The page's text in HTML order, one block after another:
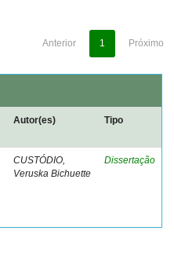
Anterior 1 Próximo
Autor(es) Tipo
CUSTÓDIO,
Veruska Bichuette
Dissertação